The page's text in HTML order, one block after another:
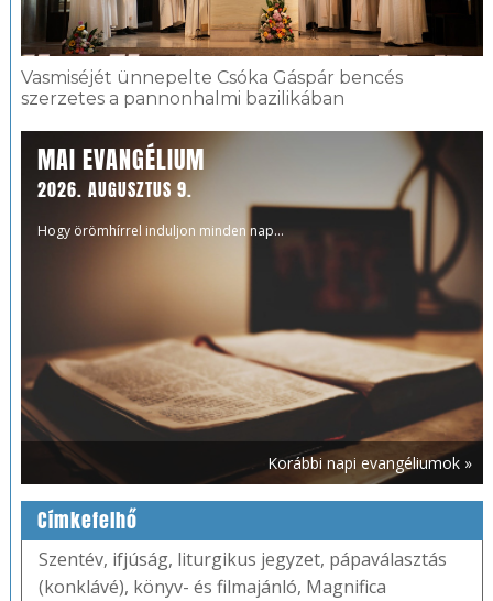
Vasmiséjét ünnepelte Csóka Gáspár bencés
szerzetes a pannonhalmi bazilikában
MAI EVANGÉLIUM
2026. AUGUSZTUS 9.
Hogy örömhírrel induljon minden nap...
Korábbi napi evangéliumok »
Címkefelhő
Szentév, ifjúság, liturgikus jegyzet, pápaválasztás
(konklávé), könyv- és filmajánló, Magnifica